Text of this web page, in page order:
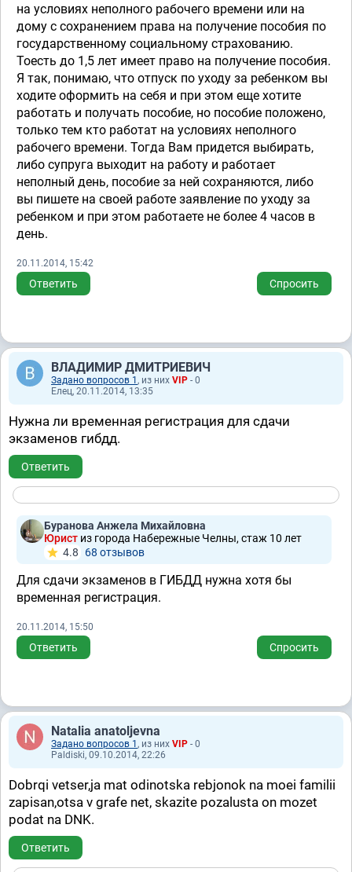
на условиях неполного рабочего времени или на
дому с сохранением права на получение пособия по
государственному социальному страхованию.
Тоесть до 1,5 лет имеет право на получение пособия.
Я так, понимаю, что отпуск по уходу за ребенком вы
ходите оформить на себя и при этом еще хотите
работать и получать пособие, но пособие положено,
только тем кто работат на условиях неполного
рабочего времени. Тогда Вам придется выбирать,
либо супруга выходит на работу и работает
неполный день, пособие за ней сохраняются, либо
вы пишете на своей работе заявление по уходу за
ребенком и при этом работаете не более 4 часов в
день.
20.11.2014, 15:42
Ответить Спросить
ВЛАДИМИР ДМИТРИЕВИЧ
Задано вопросов 1 , из них VIP - 0
Елец, 20.11.2014, 13:35
Нужна ли временная регистрация для сдачи
экзаменов гибдд.
Ответить
Буранова Анжела Михайловна
Юрист из города Набережные Челны, стаж 10 лет
4.8
68 отзывов
Для сдачи экзаменов в ГИБДД нужна хотя бы
временная регистрация.
20.11.2014, 15:50
Ответить Спросить
Natalia anatoljevna
Задано вопросов 1 , из них VIP - 0
Paldiski, 09.10.2014, 22:26
Dobrqi vetser,ja mat odinotska rebjonok na moei familii
zapisan,otsa v grafe net, skazite pozalusta on mozet
podat na DNK.
Ответить